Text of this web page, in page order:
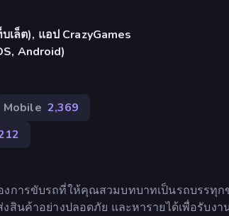
เล็ต), แอป CrazyGames
Android)
Mobile 2,369
ลองการขับรถที่ให้คุณสวมบทบาทเป็นรถบรร
นค้าอย่างปลอดภัย และหารายได้เพื่อรับง